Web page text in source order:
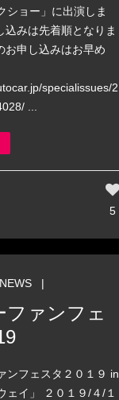
ショー」に出演しま
みは先着順となりま
申し込みはお早め
specialissues/2
...
5
NEWS |
ファンフェ
ンフェスタ２０１９ in
ェイ」 ２０１９/４/１